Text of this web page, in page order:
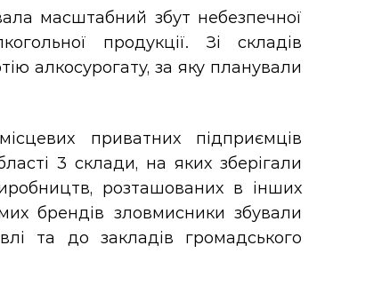
масштабний збут небезпечної
продукції. Зі складів
алкосурогату, за яку планували
приватних підприємців
3 склади, на яких зберігали
розташованих в інших
брендів зловмисники збували
та до закладів громадського